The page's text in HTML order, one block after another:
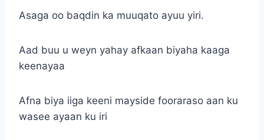
Asaga oo baqdin ka muuqato ayuu yiri.
Aad buu u weyn yahay afkaan biyaha kaaga
keenayaa
Afna biya iiga keeni mayside fooraraso aan ku
wasee ayaan ku iri